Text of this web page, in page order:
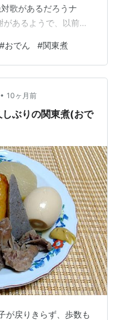
歌があるだろうナ
があるようで、以前に
た。暖簾をくぐった
昭和29年（1954）だそ
性1人（息子さん？）
のみの店で、先客は
かれている。幸い1つ
った。 まず…
#おでん #関東煮
• 10ヶ月前
ぶりの関東煮(おで
が戻りきらず、歩数も